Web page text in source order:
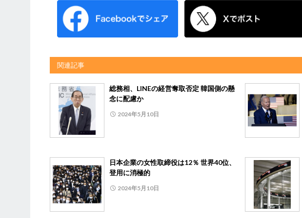
関連記事
総務相、LINEの経営奪取否定 韓国側の懸
念に配慮か
2024年5月10日
日本企業の女性取締役は12％ 世界40位、
登用に消極的
2024年5月10日